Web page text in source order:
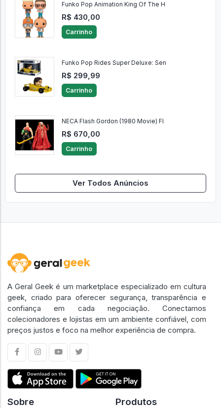
Funko Pop Animation King Of The H
R$ 430,00
Carrinho
Funko Pop Rides Super Deluxe: Sen
R$ 299,99
Carrinho
NECA Flash Gordon (1980 Movie) Fl
R$ 670,00
Carrinho
Ver Todos Anúncios
A Geral Geek é um marketplace especializado em cultura
geek, criado para oferecer segurança, transparência e
confiança em cada negociação. Conectamos
colecionadores e lojistas em um ambiente confiável, com
preços justos e foco na melhor experiência de compra.
Sobre Produtos